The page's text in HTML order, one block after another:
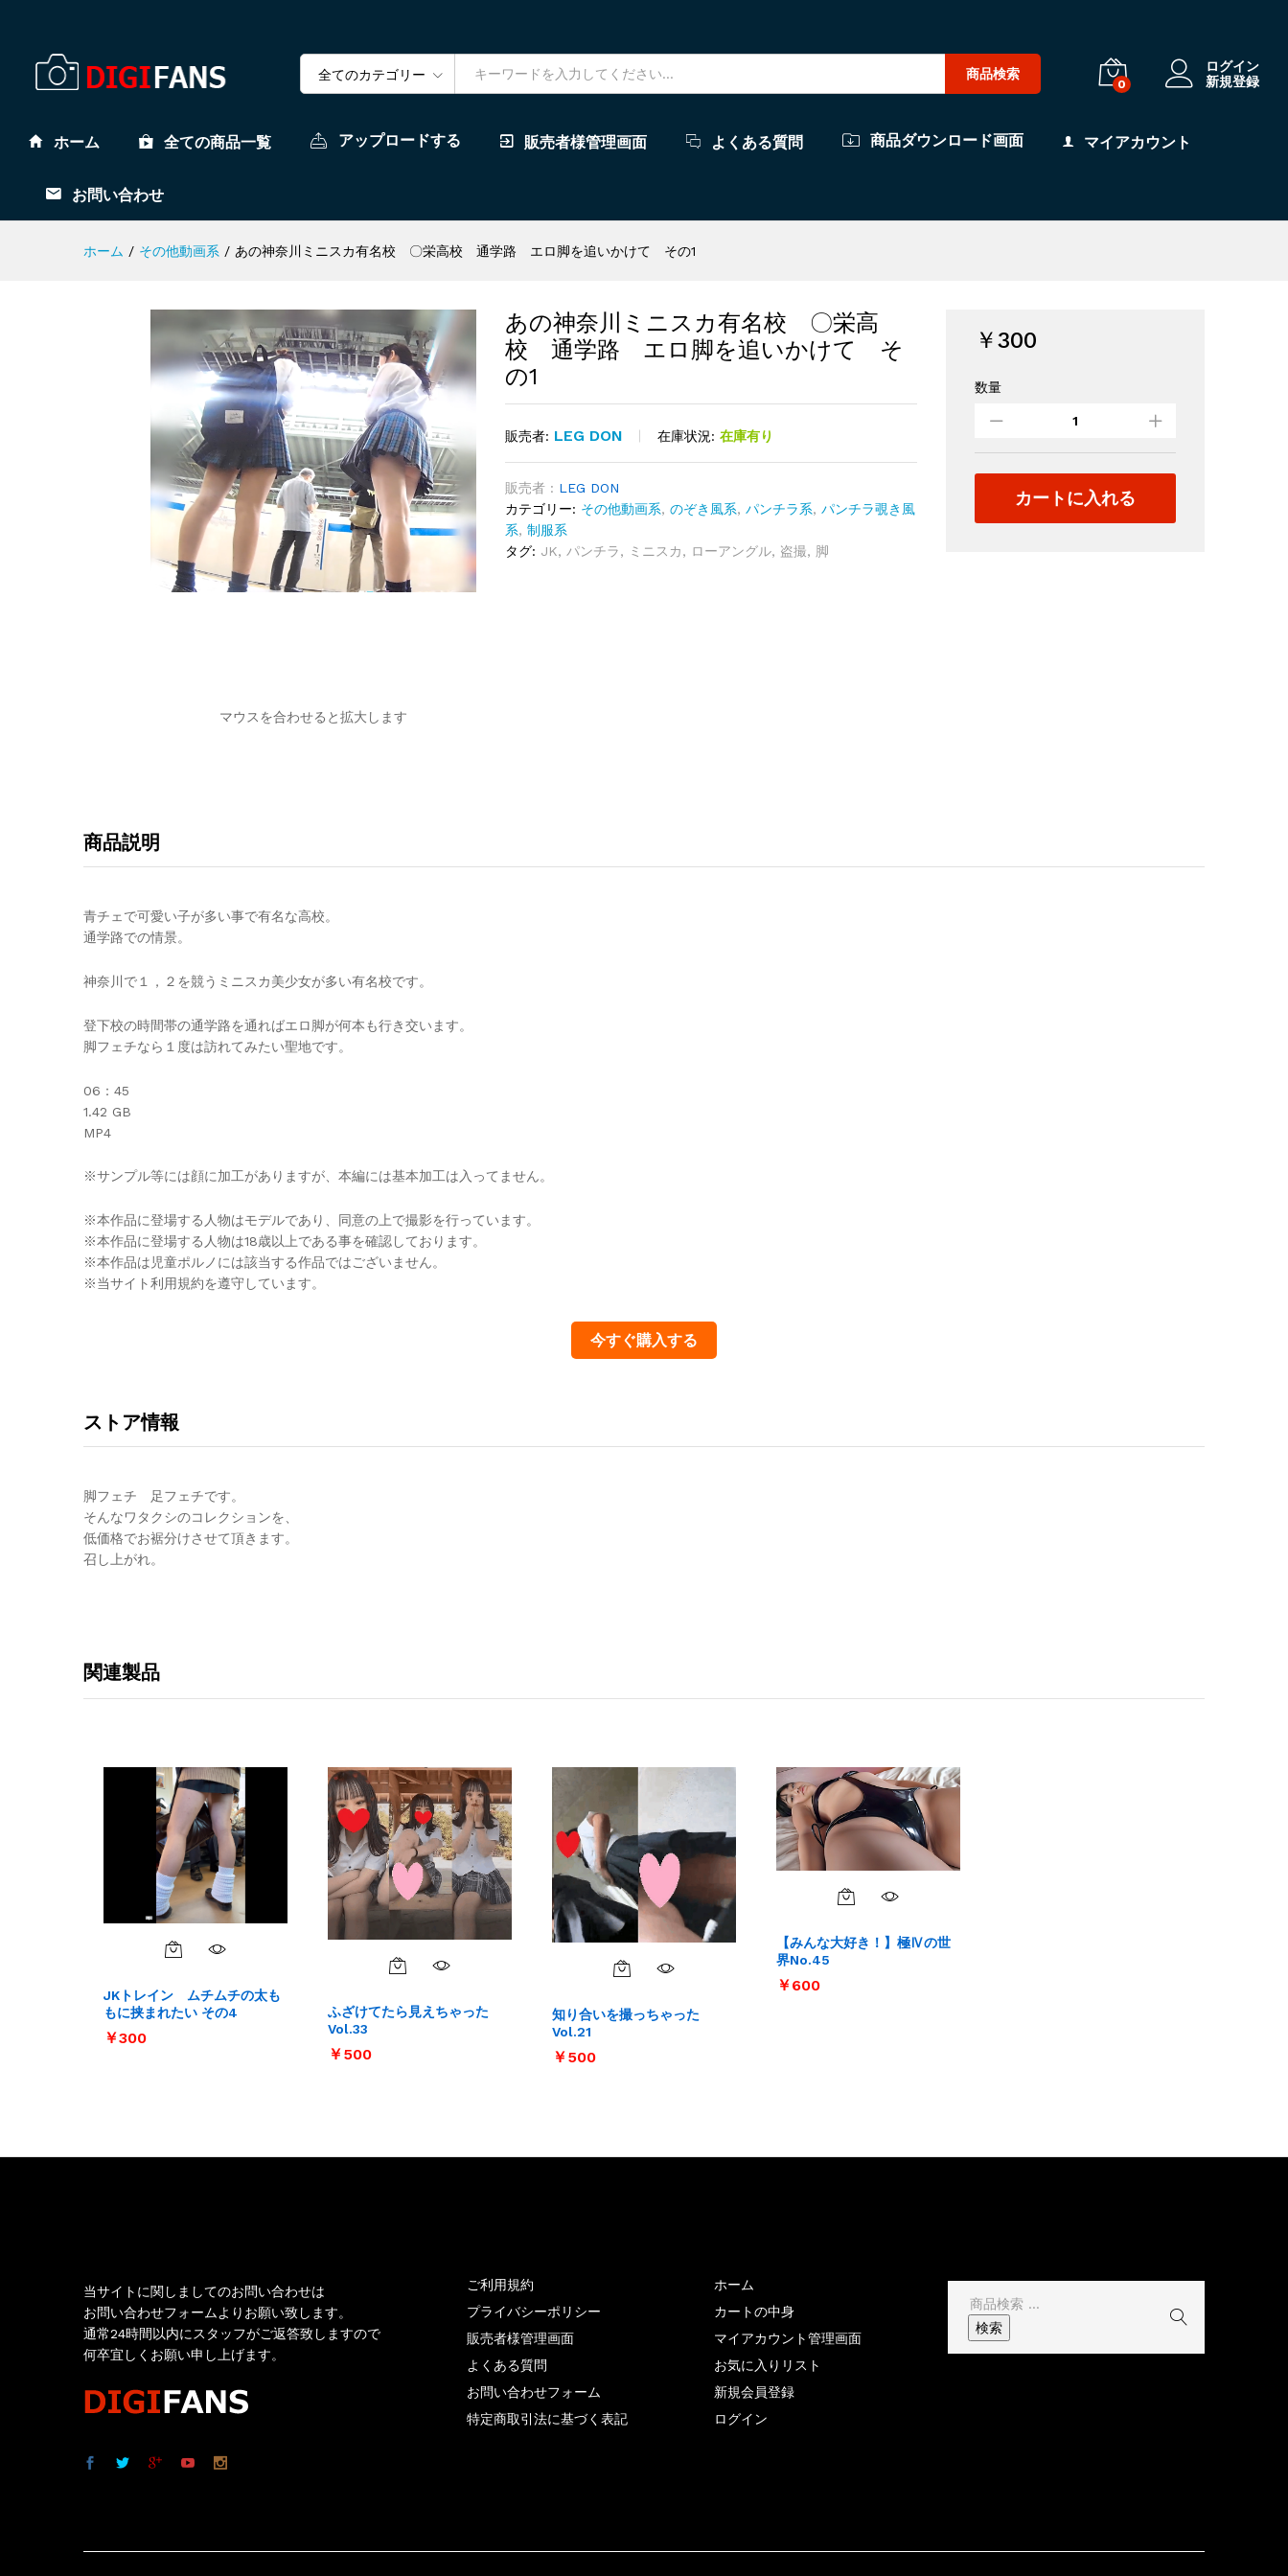
全てのカテゴリー 商品検索
0
ログイン
新規登録
ホーム 全ての商品一覧 アップロードする 販売者様管理画面 よくある質問 商品ダウンロード画面 マイアカウント
お問い合わせ
ホーム / その他動画系 / あの神奈川ミニスカ有名校 〇栄高校 通学路 エロ脚を追いかけて その1
マウスを合わせると拡大します
あの神奈川ミニスカ有名校 〇栄高
校 通学路 エロ脚を追いかけて そ
の1
販売者: LEG DON 在庫状況: 在庫有り
販売者 : LEG DON
カテゴリー: その他動画系, のぞき風系, パンチラ系, パンチラ覗き風
系, 制服系
タグ: JK, パンチラ, ミニスカ, ローアングル, 盗撮, 脚
￥300
あ
奈
川
数量
カートに入れる
商品説明
青チェで可愛い子が多い事で有名な高校。
通学路での情景。
神奈川で１，２を競うミニスカ美少女が多い有名校です。
登下校の時間帯の通学路を通ればエロ脚が何本も行き交います。
脚フェチなら１度は訪れてみたい聖地です。
06：45
1.42 GB
MP4
※サンプル等には顔に加工がありますが、本編には基本加工は入ってません。
※本作品に登場する人物はモデルであり、同意の上で撮影を行っています。
※本作品に登場する人物は18歳以上である事を確認しております。
※本作品は児童ポルノには該当する作品ではございません。
※当サイト利用規約を遵守しています。
今すぐ購入する
ストア情報
脚フェチ 足フェチです。
そんなワタクシのコレクションを、
低価格でお裾分けさせて頂きます。
召し上がれ。
関連製品
JKトレイン ムチムチの太も
もに挟まれたい その4
￥300
￥300
ふざけてたら見えちゃった
Vol.33
￥500
￥500
知り合いを撮っちゃった
Vol.21
￥500
￥500
【みんな大好き！】極Ⅳの世
界No.45
￥600
￥600
当サイトに関しましてのお問い合わせは
お問い合わせフォームよりお願い致します。
通常24時間以内にスタッフがご返答致しますので
何卒宜しくお願い申し上げます。
ご利用規約
プライバシーポリシー
販売者様管理画面
よくある質問
お問い合わせフォーム
特定商取引法に基づく表記
ホーム
カートの中身
マイアカウント管理画面
お気に入りリスト
新規会員登録
ログイン
検
索
結
検索